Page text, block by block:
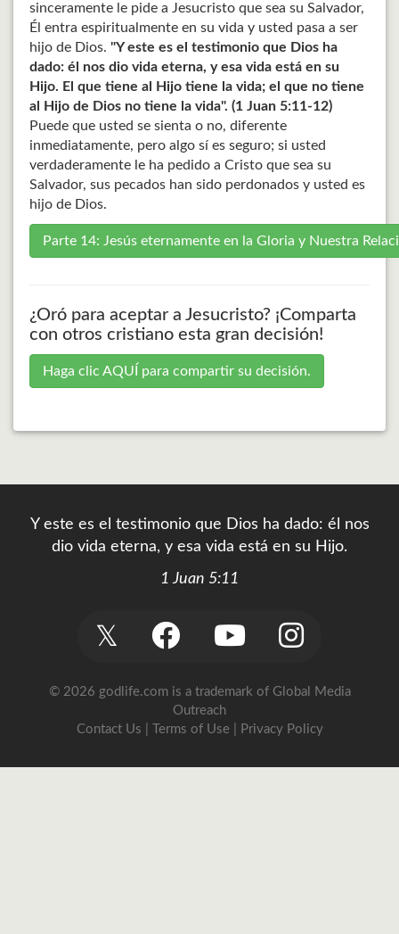
sinceramente le pide a Jesucristo que sea su Salvador,
Él entra espiritualmente en su vida y usted pasa a ser
hijo de Dios. "Y este es el testimonio que Dios ha
dado: él nos dio vida eterna, y esa vida está en su
Hijo. El que tiene al Hijo tiene la vida; el que no tiene
al Hijo de Dios no tiene la vida". (1 Juan 5:11-12)
Puede que usted se sienta o no, diferente
inmediatamente, pero algo sí es seguro; si usted
verdaderamente le ha pedido a Cristo que sea su
Salvador, sus pecados han sido perdonados y usted es
hijo de Dios.
Parte 14: Jesús eternamente en la Gloria y Nuestra
¿Oró para aceptar a Jesucristo? ¡Comparta
con otros cristiano esta gran decisión!
Haga clic AQUÍ para compartir su decisión.
Y este es el testimonio que Dios ha dado: él nos
dio vida eterna, y esa vida está en su Hijo.
1 Juan 5:11
𝕏
© 2026 godlife.comis a trademark of Global Media
Outreach
Contact Us
Terms of Use Privacy Policy